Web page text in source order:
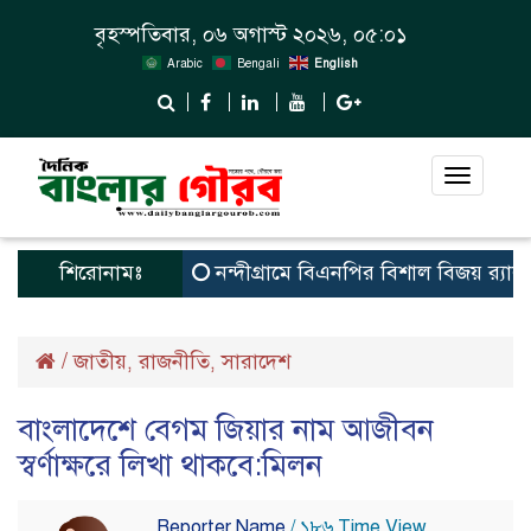
বৃহস্পতিবার, ০৬ অগাস্ট ২০২৬, ০৫:০১
Arabic Bengali English
Toggle
শিরোনামঃ নন্দীগ্রামে বিএনপির বিশাল বিজয় র‍্যালী
/জাতীয়,রাজনীতি,সারাদেশ
বাংলাদেশে বেগম জিয়ার নাম আজীবন
স্বর্ণাক্ষরে লিখা থাকবে:মিলন